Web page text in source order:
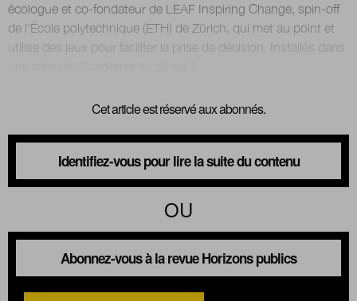
écologue et co-fondateur de LEAF Inspiring Change, spin-off
de l’École polytechnique (ETH) de Zürich, qui met au point et
utilise des jeux pour faciliter la prise de décision. Installés dans
Cet article est réservé aux abonnés.
Identifiez-vous pour lire la suite du contenu
OU
Abonnez-vous à la revue Horizons publics